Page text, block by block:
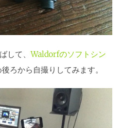
して、Waldorfのソフトシン
ろから自撮りしてみます。